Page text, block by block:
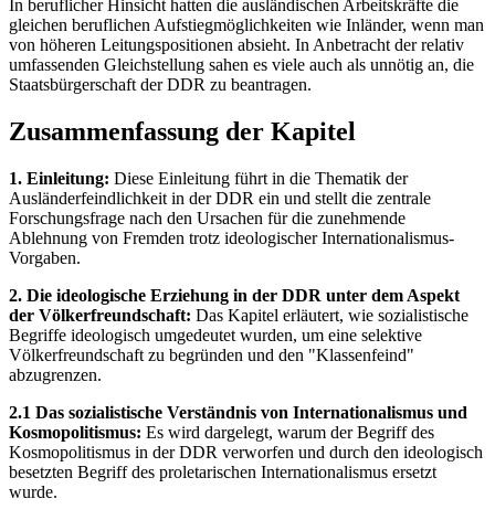
In beruflicher Hinsicht hatten die ausländischen Arbeitskräfte die
gleichen beruflichen Aufstiegmöglichkeiten wie Inländer, wenn man
von höheren Leitungspositionen absieht. In Anbetracht der relativ
umfassenden Gleichstellung sahen es viele auch als unnötig an, die
Staatsbürgerschaft der DDR zu beantragen.
Zusammenfassung der Kapitel
1. Einleitung: Diese Einleitung führt in die Thematik der
Ausländerfeindlichkeit in der DDR ein und stellt die zentrale
Forschungsfrage nach den Ursachen für die zunehmende
Ablehnung von Fremden trotz ideologischer Internationalismus-
Vorgaben.
2. Die ideologische Erziehung in der DDR unter dem Aspekt
der Völkerfreundschaft: Das Kapitel erläutert, wie sozialistische
Begriffe ideologisch umgedeutet wurden, um eine selektive
Völkerfreundschaft zu begründen und den "Klassenfeind"
abzugrenzen.
2.1 Das sozialistische Verständnis von Internationalismus und
Kosmopolitismus: Es wird dargelegt, warum der Begriff des
Kosmopolitismus in der DDR verworfen und durch den ideologisch
besetzten Begriff des proletarischen Internationalismus ersetzt
wurde.